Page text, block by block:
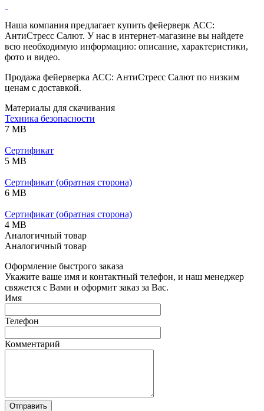
Наша компания предлагает купить фейерверк АСС:
АнтиСтресс Салют. У нас в интернет-магазине вы найдете
всю необходимую информацию: описание, характеристики,
фото и видео.
Продажа фейерверка АСС: АнтиСтресс Салют по низким
ценам с доставкой.
Материалы для скачивания
Техника безопасности
7 MB
Сертификат
5 MB
Сертификат (обратная сторона)
6 MB
Сертификат (обратная сторона)
4 MB
Аналогичный товар
Аналогичный товар
Оформление быстрого заказа
Укажите ваше имя и контактный телефон, и наш менеджер
свяжется с Вами и оформит заказ за Вас.
Имя
Телефон
Комментарий
Отправить